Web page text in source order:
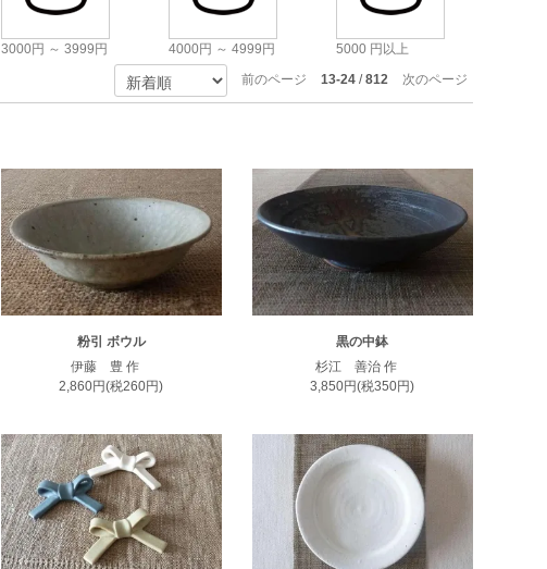
3000円 ～ 3999円 4000円 ～ 4999円 5000 円以上
前のページ 13-24/812 次のページ
粉引 ボウル
伊藤 豊 作
2,860円(税260円)
黒の中鉢
杉江 善治 作
3,850円(税350円)